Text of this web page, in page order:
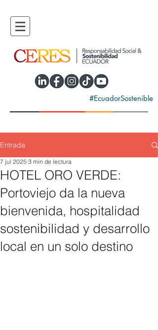
#EcuadorSostenible
Entrada
HOTEL ORO VERDE:
Portoviejo da la nueva
bienvenida, hospitalidad
sostenibilidad y desarrollo
local en un solo destino
7 jul 2025 3 min de lectura